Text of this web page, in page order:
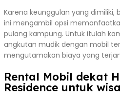
Karena keunggulan yang dimiliki,
ini mengambil opsi
pulang kampung. Untuk itulah
angkutan mudik dengan mobil
mengutamakan biaya yang
Rental Mobil dekat
Residence untuk